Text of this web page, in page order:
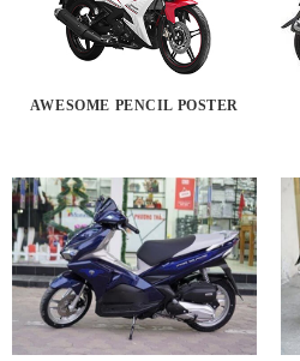
AWESOME PENCIL POSTER